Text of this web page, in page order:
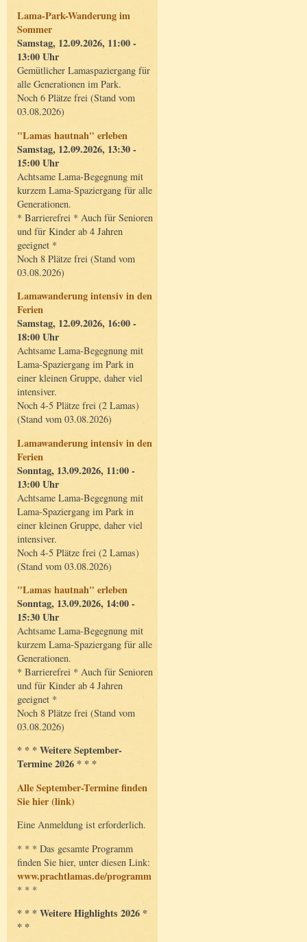
Lama-Park-Wanderung im
Sommer
Samstag, 12.09.2026, 11:00 -
13:00 Uhr
Gemütlicher Lamaspaziergang für
alle Generationen im Park.
Noch 6 Plätze frei (Stand vom
03.08.2026)
"Lamas hautnah" erleben
Samstag, 12.09.2026, 13:30 -
15:00 Uhr
Achtsame Lama-Begegnung mit
kurzem Lama-Spaziergang für alle
Generationen.
* Barrierefrei * Auch für Senioren
und für Kinder ab 4 Jahren
geeignet *
Noch 8 Plätze frei (Stand vom
03.08.2026)
Lamawanderung intensiv in den
Ferien
Samstag, 12.09.2026, 16:00 -
18:00 Uhr
Achtsame Lama-Begegnung mit
Lama-Spaziergang im Park in
einer kleinen Gruppe, daher viel
intensiver.
Noch 4-5 Plätze frei (2 Lamas)
(Stand vom 03.08.2026)
Lamawanderung intensiv in den
Ferien
Sonntag, 13.09.2026, 11:00 -
13:00 Uhr
Achtsame Lama-Begegnung mit
Lama-Spaziergang im Park in
einer kleinen Gruppe, daher viel
intensiver.
Noch 4-5 Plätze frei (2 Lamas)
(Stand vom 03.08.2026)
"Lamas hautnah" erleben
Sonntag, 13.09.2026, 14:00 -
15:30 Uhr
Achtsame Lama-Begegnung mit
kurzem Lama-Spaziergang für alle
Generationen.
* Barrierefrei * Auch für Senioren
und für Kinder ab 4 Jahren
geeignet *
Noch 8 Plätze frei (Stand vom
03.08.2026)
* * * Weitere September-
Termine 2026 * * *
Alle September-Termine finden
Sie hier (link)
Eine Anmeldung ist erforderlich.
* * * Das gesamte Programm
finden Sie hier, unter diesen Link:
www.prachtlamas.de/programm
* * *
* * * Weitere Highlights 2026 *
* *